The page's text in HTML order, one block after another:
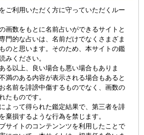
ご利用いただく方に守っていただくルー
画数をもとに名前占いができるサイトと
門的な占いは、名前だけでなくさまざま
のと思います。そのため、本サイトの鑑
みください。
る以上、良い場合も悪い場合もありま
満のある内容が表示される場合もあると
名前を誹謗中傷するものでなく、画数の
たものです。
よって得られた鑑定結果で、第三者を誹
棄損するような行為を禁じます。
サイトのコンテンンツを利用したことで